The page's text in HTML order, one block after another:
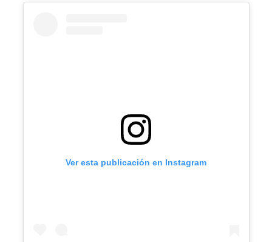
Ver esta publicación en Instagram